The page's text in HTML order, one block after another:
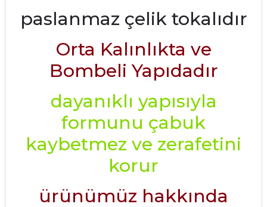
paslanmaz çelik tokalıdır
Orta Kalınlıkta ve
Bombeli Yapıdadır
dayanıklı yapısıyla
formunu çabuk
kaybetmez ve zerafetini
korur
ürünümüz hakkında